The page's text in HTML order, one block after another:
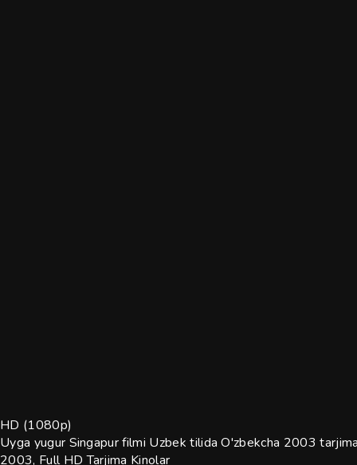
HD (1080p)
Uyga yugur Singapur filmi Uzbek tilida O'zbekcha 2003
2003, Full HD Tarjima Kinolar